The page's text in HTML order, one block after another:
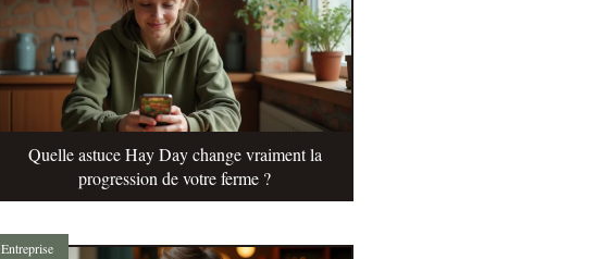
Quelle astuce Hay Day change vraiment la
progression de votre ferme ?
Entreprise